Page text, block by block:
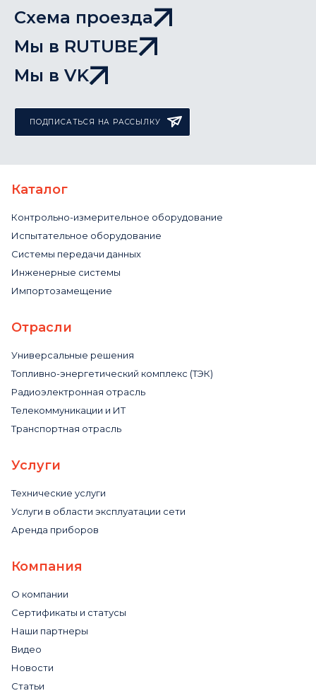
Схема проезда
Мы в RUTUBE
Мы в VK
ПОДПИСАТЬСЯ НА РАССЫЛКУ
Каталог
Контрольно-измерительное оборудование
Испытательное оборудование
Системы передачи данных
Инженерные системы
Импортозамещение
Отрасли
Универсальные решения
Топливно-энергетический комплекс (ТЭК)
Радиоэлектронная отрасль
Телекоммуникации и ИТ
Транспортная отрасль
Услуги
Технические услуги
Услуги в области эксплуатации сети
Аренда приборов
Компания
О компании
Сертификаты и статусы
Наши партнеры
Видео
Новости
Статьи